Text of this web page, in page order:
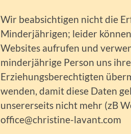
Wir beabsichtigen nicht die
Minderjährigen; leider
Websites aufrufen und
minderjährige Person uns
Erziehungsberechtigten
wenden, damit diese Daten
unsererseits nicht mehr (zB
office@christine-lavant.com